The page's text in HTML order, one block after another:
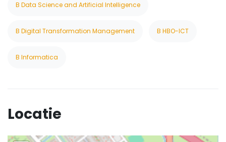
B Data Science and Artificial Intelligence
B Digital Transformation Management B HBO-ICT
B Informatica
Locatie